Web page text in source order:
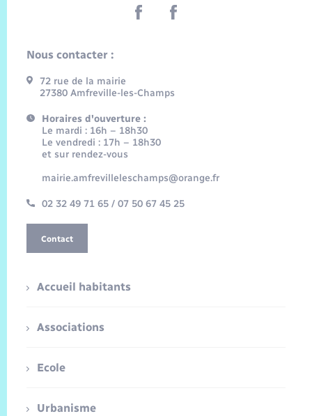
Nous contacter :
72 rue de la mairie
27380 Amfreville-les-Champs
Horaires d'ouverture :
Le mardi : 16h – 18h30
Le vendredi : 17h – 18h30
et sur rendez-vous
mairie.amfrevilleleschamps@orange.fr
02 32 49 71 65 / 07 50 67 45 25
Contact
Accueil habitants
Associations
Ecole
Urbanisme